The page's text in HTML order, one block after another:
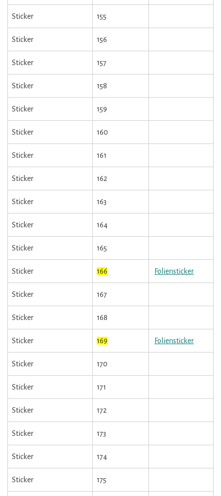
Sticker 155
Sticker 156
Sticker 157
Sticker 158
Sticker 159
Sticker 160
Sticker 161
Sticker 162
Sticker 163
Sticker 164
Sticker 165
Sticker 166 Foliensticker
Sticker 167
Sticker 168
Sticker 169 Foliensticker
Sticker 170
Sticker 171
Sticker 172
Sticker 173
Sticker 174
Sticker 175